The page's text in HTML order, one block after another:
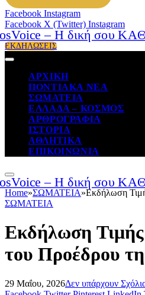
Facebook Instagram
Facebook X (Twitter) Instagram
ΕΚΔΗΛΩΣΕΙΣ
ΑΡΧΙΚΗ
ΠΟΝΤΙΑΚΑ ΝΕΑ
ΣΩΜΑΤΕΙΑ
ΕΛΛΑΔΑ – ΚΟΣΜΟΣ
ΑΡΘΡΟΓΡΑΦΙΑ
ΙΣΤΟΡΙΑ
ΑΘΛΗΤΙΚΑ
ΕΠΙΚΟΙΝΩΝΙΑ
Home»ΣΩΜΑΤΕΙΑ»Εκδήλωση
ΣΩΜΑΤΕΙΑ
Εκδήλωση Τιμής
του Προέδρου
29 Μαΐου, 2026Δεν υπάρχουν